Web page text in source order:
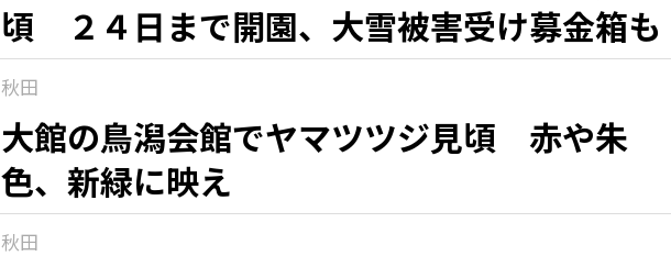
頃 ２４日まで開園、大雪被害受け募金箱も
秋田
大館の鳥潟会館でヤマツツジ見頃 赤や朱
色、新緑に映え
秋田